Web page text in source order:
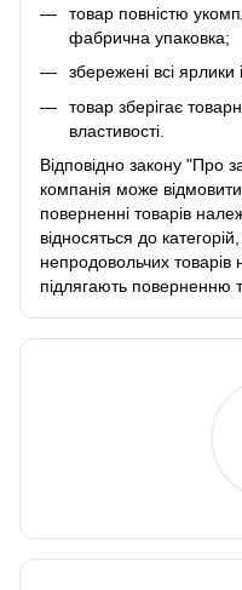
товар повністю
фабрична упаковка;
збережені всі
товар зберігає
властивості.
Відповідно закону "Про
компанія може
поверненні товарів
відносяться до
непродовольчих товарів
підлягають поверненню